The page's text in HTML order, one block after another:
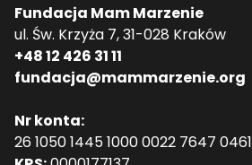
Fundacja Mam Marzenie
ul. Św. Krzyża 7, 31-028 Kraków
+48 12 426 31 11
fundacja@mammarzenie.org
Nr konta:
26 1050 1445 1000 0022 7647 0461